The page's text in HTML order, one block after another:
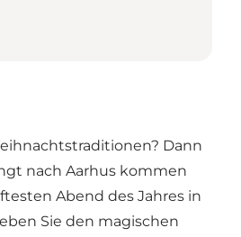
Dann
nach Aarhus kommen
Abend des Jahres in
Sie den magischen